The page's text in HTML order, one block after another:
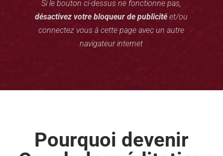
Si le bouton ci-dessus ne fonctionne pas,
désactivez votre bloqueur de publicité et/ou
connectez vous à cette page avec un autre
navigateur internet
Pourquoi devenir